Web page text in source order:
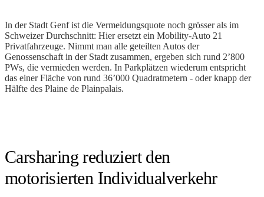
In der Stadt Genf ist die Vermeidungsquote noch grösser als im
Schweizer Durchschnitt: Hier ersetzt ein Mobility-Auto 21
Privatfahrzeuge. Nimmt man alle geteilten Autos der
Genossenschaft in der Stadt zusammen, ergeben sich rund 2’800
PWs, die vermieden werden. In Parkplätzen wiederum entspricht
das einer Fläche von rund 36’000 Quadratmetern - oder knapp der
Hälfte des Plaine de Plainpalais.
Carsharing reduziert den
motorisierten Individualverkehr